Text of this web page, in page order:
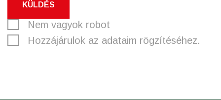
KÜLDÉS
Nem vagyok robot
Hozzájárulok az adataim rögzítéséhez.